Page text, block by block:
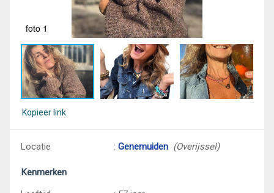
foto 1
Kopieer link
Locatie : Genemuiden (Overijssel)
Kenmerken